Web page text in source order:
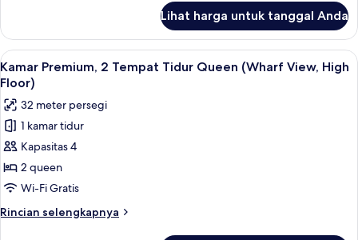
View,
High
Floor)
Kamar
Premium,
1
Tempat
King
(Wharf
View,
High
Floor)
Lihat harga untuk tanggal Anda
Lihat
semua
foto
untuk
Kamar
Premium,
2
Tempat
Tidur
Queen
Kamar Premium, 2 Tempat Tidur
3
Kamar Premium, 2 Tempat Tidur Queen (Wharf View, High
Floor)
32 meter persegi
1 kamar tidur
Kapasitas 4
2 queen
Wi-Fi Gratis
Rincian selengkapnya
Rincian